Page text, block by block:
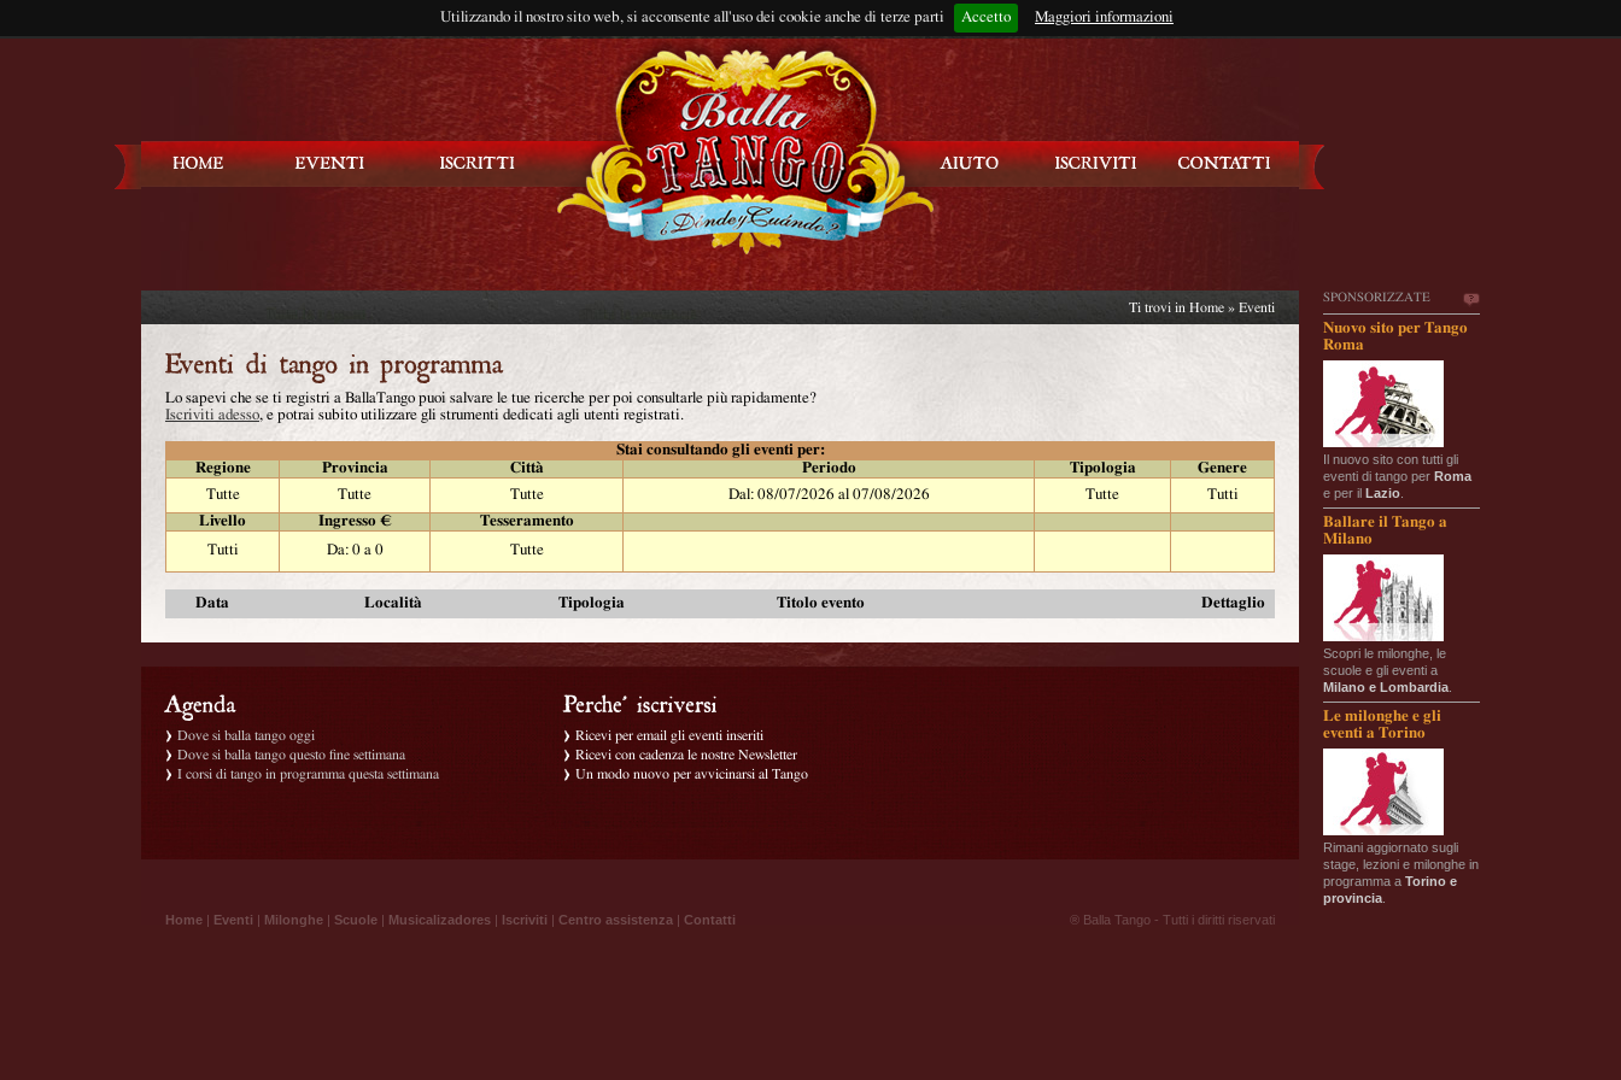
Utilizzando il nostro sito web, si acconsente all'uso dei cookie anche di terze parti Accetto Maggiori informazioni
Rimani connesso?
SPONSORIZZATE
Nuovo sito per Tango
Roma
Il nuovo sito con tutti gli
eventi di tango per Roma
e per il Lazio
Ballare il Tango a
Milano
Scopri le milonghe, le
scuole e gli eventi a
Milano e Lombardia
Le milonghe e gli
eventi a Torino
Rimani aggiornato sugli
stage, lezioni e milonghe in
programma a Torino e
provincia
Ti trovi in Home » Eventi
Lo sapevi che se ti registri a BallaTango puoi salvare le tue ricerche per poi consultarle più rapidamente?
Iscriviti adesso, e potrai subito utilizzare gli strumenti dedicati agli utenti registrati.
Stai consultando gli eventi per:
Regione
Provincia Città Periodo Tipologia
Genere
Tutte
Tutte Tutte Dal: 08/07/2026 al 07/08/2026 Tutte
Tutti
Livello
Ingresso €
Tesseramento
Tutti
Da: 0 a 0 Tutte
Data Località Tipologia Titolo evento Dettaglio
Dove si balla tango oggi
Dove si balla tango questo fine settimana
I corsi di tango in programma questa settimana
Ricevi per email gli eventi inseriti
Ricevi con cadenza le nostre Newsletter
Un modo nuovo per avvicinarsi al Tango
Home | Eventi | Milonghe | Scuole | Musicalizadores | Iscriviti | Centro assistenza | Contatti ® Balla Tango - Tutti i diritti riservati